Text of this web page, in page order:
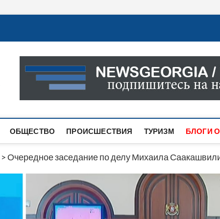
Новости Грузии
САМАЯ АКТУАЛЬНАЯ ИНФОРМАЦИЯ О СОБЫТИЯХ
САЙТЕ ВЫ НАЙДЕТЕ НОВОСТИ ПОЛИТИКИ,
ОБЩЕСТВО ПРОИСШЕСТВИЯ ТУРИЗМ БЛОГИ
> Очередное заседание по делу Михаила